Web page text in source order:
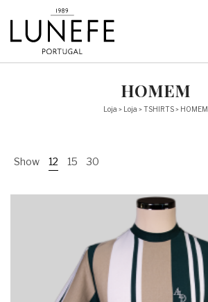
HOMEM
Loja > Loja > TSHIRTS > HOMEM
Show 12 15 30